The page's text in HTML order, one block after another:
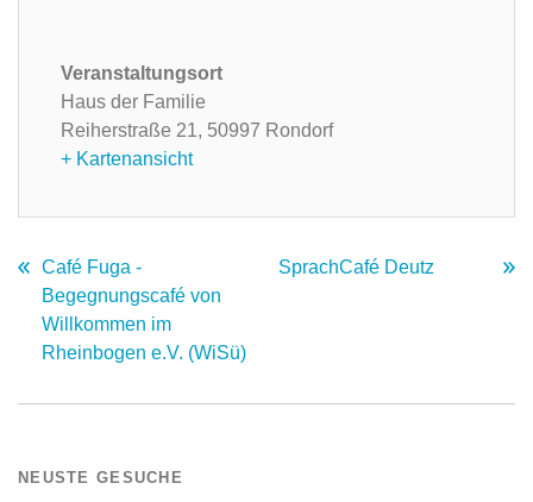
Veranstaltungsort
Haus der Familie
Reiherstraße 21, 50997 Rondorf
+ Kartenansicht
Café Fuga -
Begegnungscafé von
Willkommen im
Rheinbogen e.V. (WiSü)
SprachCafé Deutz
NEUSTE GESUCHE